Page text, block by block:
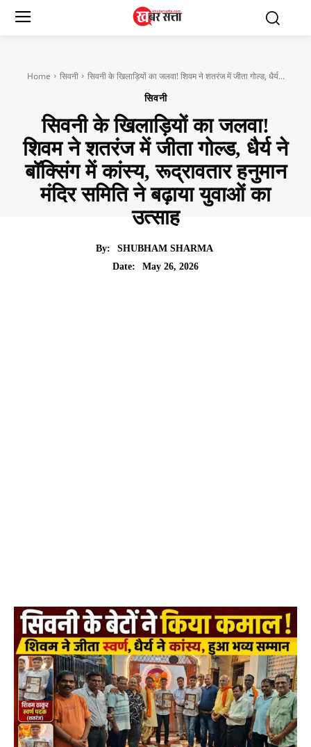
Home सिवनी सिवनी के खिलाड़ियों का जलवा! शिवम ने शतरंज में जीता गोल्ड, धैर्य...
सिवनी
सिवनी के खिलाड़ियों का जलवा!
शिवम ने शतरंज में जीता गोल्ड, धैर्य ने
बॉक्सिंग में कांस्य, रूद्रावतार हनुमान
मंदिर समिति ने बढ़ाया युवाओं का
उत्साह
By:
SHUBHAM SHARMA
Date:
May 26, 2026